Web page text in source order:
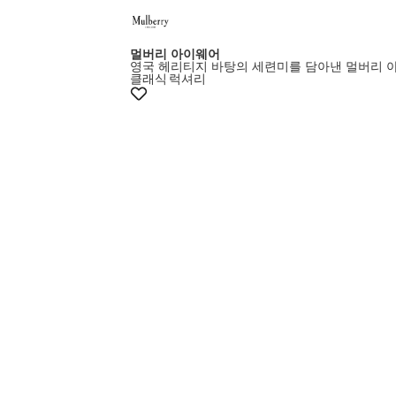
멀버리 아이웨어
영국 헤리티지 바탕의 세련미를 담아낸 멀버리
클래식 럭셔리